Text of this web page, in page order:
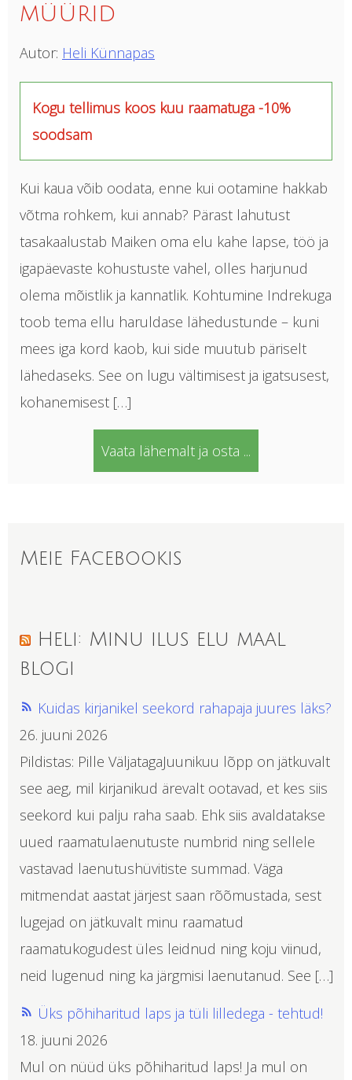
müürid
Autor: Heli Künnapas
Kogu tellimus koos kuu raamatuga -10%
soodsam
Kui kaua võib oodata, enne kui ootamine hakkab
võtma rohkem, kui annab? Pärast lahutust
tasakaalustab Maiken oma elu kahe lapse, töö ja
igapäevaste kohustuste vahel, olles harjunud
olema mõistlik ja kannatlik. Kohtumine Indrekuga
toob tema ellu haruldase lähedustunde – kuni
mees iga kord kaob, kui side muutub päriselt
lähedaseks. See on lugu vältimisest ja igatsusest,
kohanemisest […]
Vaata lähemalt ja osta ...
Meie Facebookis
Heli: Minu ilus elu maal
blogi
Kuidas kirjanikel seekord rahapaja juures läks?
26. juuni 2026
Pildistas: Pille VäljatagaJuunikuu lõpp on jätkuvalt
see aeg, mil kirjanikud ärevalt ootavad, et kes siis
seekord kui palju raha saab. Ehk siis avaldatakse
uued raamatulaenutuste numbrid ning sellele
vastavad laenutushüvitiste summad. Väga
mitmendat aastat järjest saan rõõmustada, sest
lugejad on jätkuvalt minu raamatud
raamatukogudest üles leidnud ning koju viinud,
neid lugenud ning ka järgmisi laenutanud. See […]
Üks põhiharitud laps ja tüli lilledega - tehtud!
18. juuni 2026
Mul on nüüd üks põhiharitud laps! Ja mul on